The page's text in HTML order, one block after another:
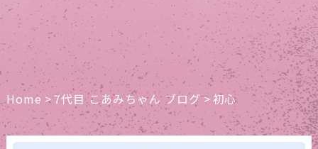
Home >7代目 こあみちゃん ブログ>初心